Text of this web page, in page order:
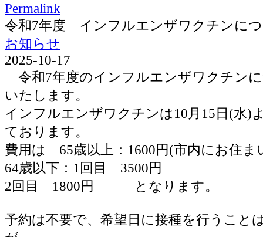
Permalink
令和7年度 インフルエンザワクチンに
お知らせ
2025-10-17
令和7年度のインフルエンザワクチン
いたします。
インフルエンザワクチンは10月15日(水)
ております。
費用は 65歳以上：1600円(市内にお住ま
64歳以下：1回目 3500円
2回目 1800円 となります。
予約は不要で、希望日に接種を行うこと